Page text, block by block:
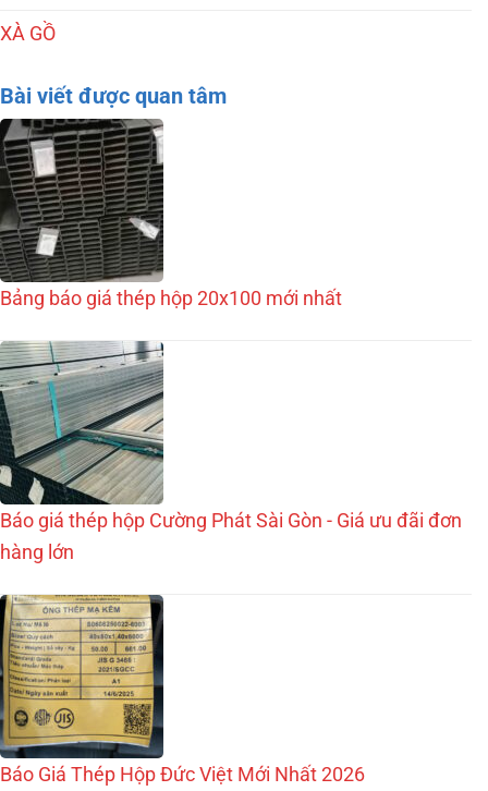
XÀ GỒ
Bài viết được quan tâm
Bảng báo giá thép hộp 20x100 mới nhất
Báo giá thép hộp Cường Phát Sài Gòn - Giá ưu đãi đơn
hàng lớn
Báo Giá Thép Hộp Đức Việt Mới Nhất 2026